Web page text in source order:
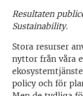
Resultaten
Sustainability.
Stora resurser
nyttor från våra
policy och för